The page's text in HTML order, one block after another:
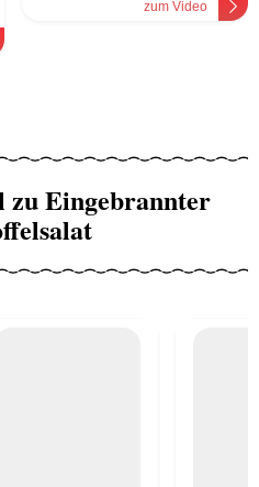
zum Video
zu Eingebrannter